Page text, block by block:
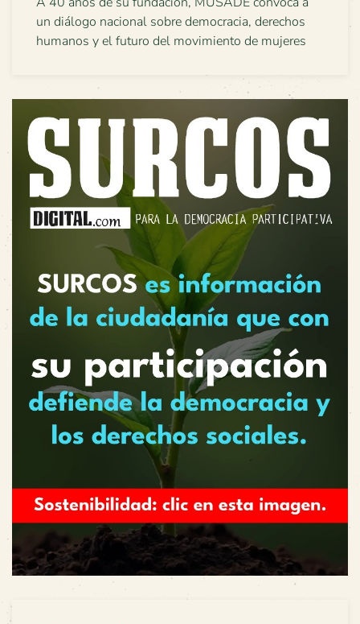
un diálogo nacional sobre democracia, derechos
humanos y el futuro del movimiento de mujeres